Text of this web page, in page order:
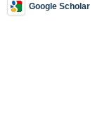
Google Scholar